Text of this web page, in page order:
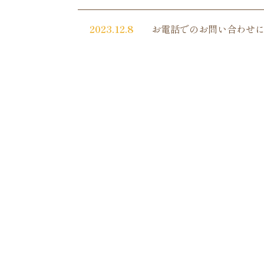
2023.12.8 お電話でのお問い合わせ